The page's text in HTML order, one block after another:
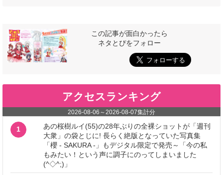
この記事が面白かったら
ネタとぴをフォロー
アクセスランキング
2026-08-06 ～2026-08-07集計分
1
あの桜樹ルイ(55)の28年ぶりの全裸ショットが「週刊
大衆」の袋とじに! 長らく絶版となっていた写真集
「櫻 - SAKURA -」もデジタル限定で発売～「今の私
もみたい！という声に調子にのってしまいました
(^◇^;)」